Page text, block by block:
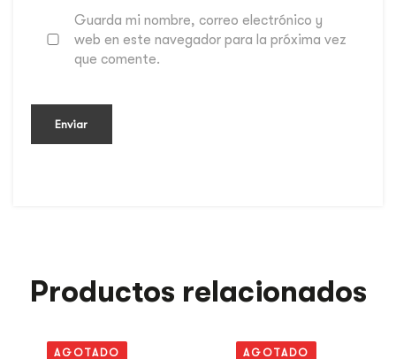
Guarda mi nombre, correo electrónico y
web en este navegador para la próxima vez
que comente.
Productos relacionados
AGOTADO AGOTADO